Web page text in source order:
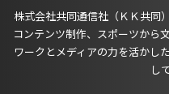
株式会社共同通信社（ＫＫ共同
コンテンツ制作、スポーツから
ワークとメディアの力を活かし
し